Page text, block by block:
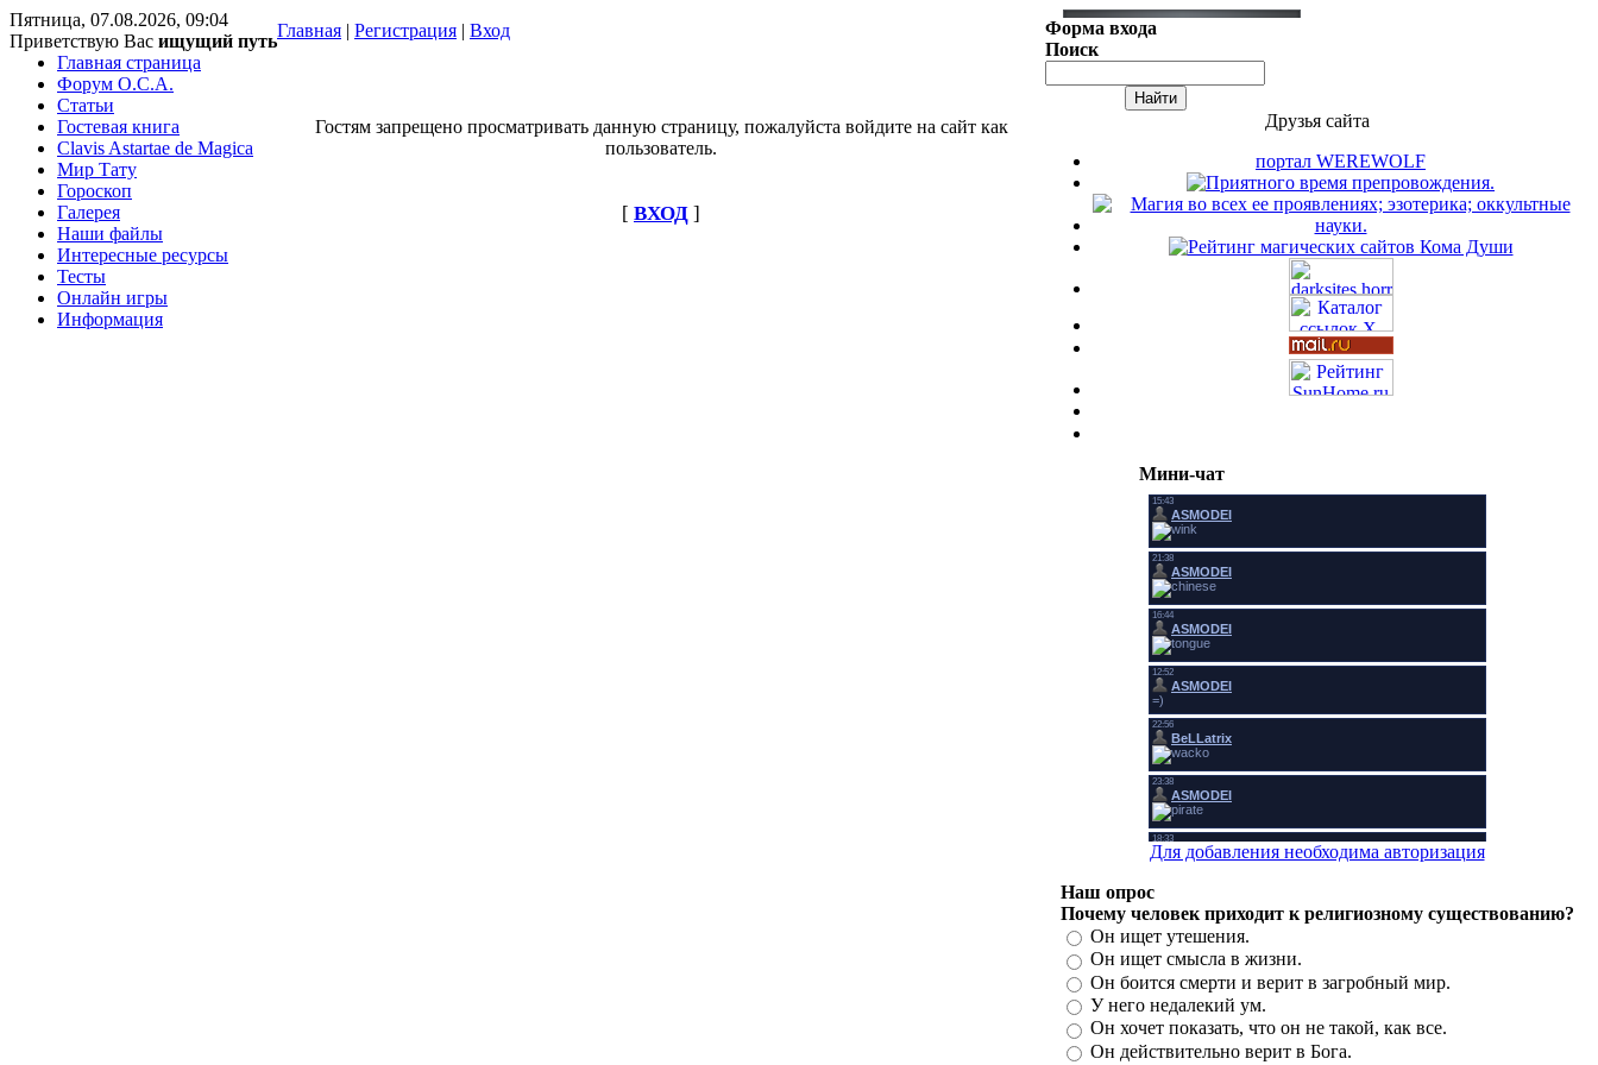
Пятница, 07.08.2026, 09:04
Приветствую Вас ищущий путь
Главная | Регистрация | Вход
Главная страница
Форум O.C.A.
Статьи
Гостевая книга
Clavis Astartae de Magica
Мир Тату
Гороскоп
Галерея
Наши файлы
Интересные ресурсы
Тесты
Онлайн игры
Информация
Гостям запрещено просматривать данную страницу, пожалуйста войдите на сайт как
пользователь.
[ ВХОД ]
Форма входа
Поиск
Друзья сайта
портал WEREWOLF
Мини-чат
Для добавления необходима авторизация
Наш опрос
Почему человек приходит к религиозному существованию?
Он ищет утешения.
Он ищет смысла в жизни.
Он боится смерти и верит в загробный мир.
У него недалекий ум.
Он хочет показать, что он не такой, как все.
Он действительно верит в Бога.